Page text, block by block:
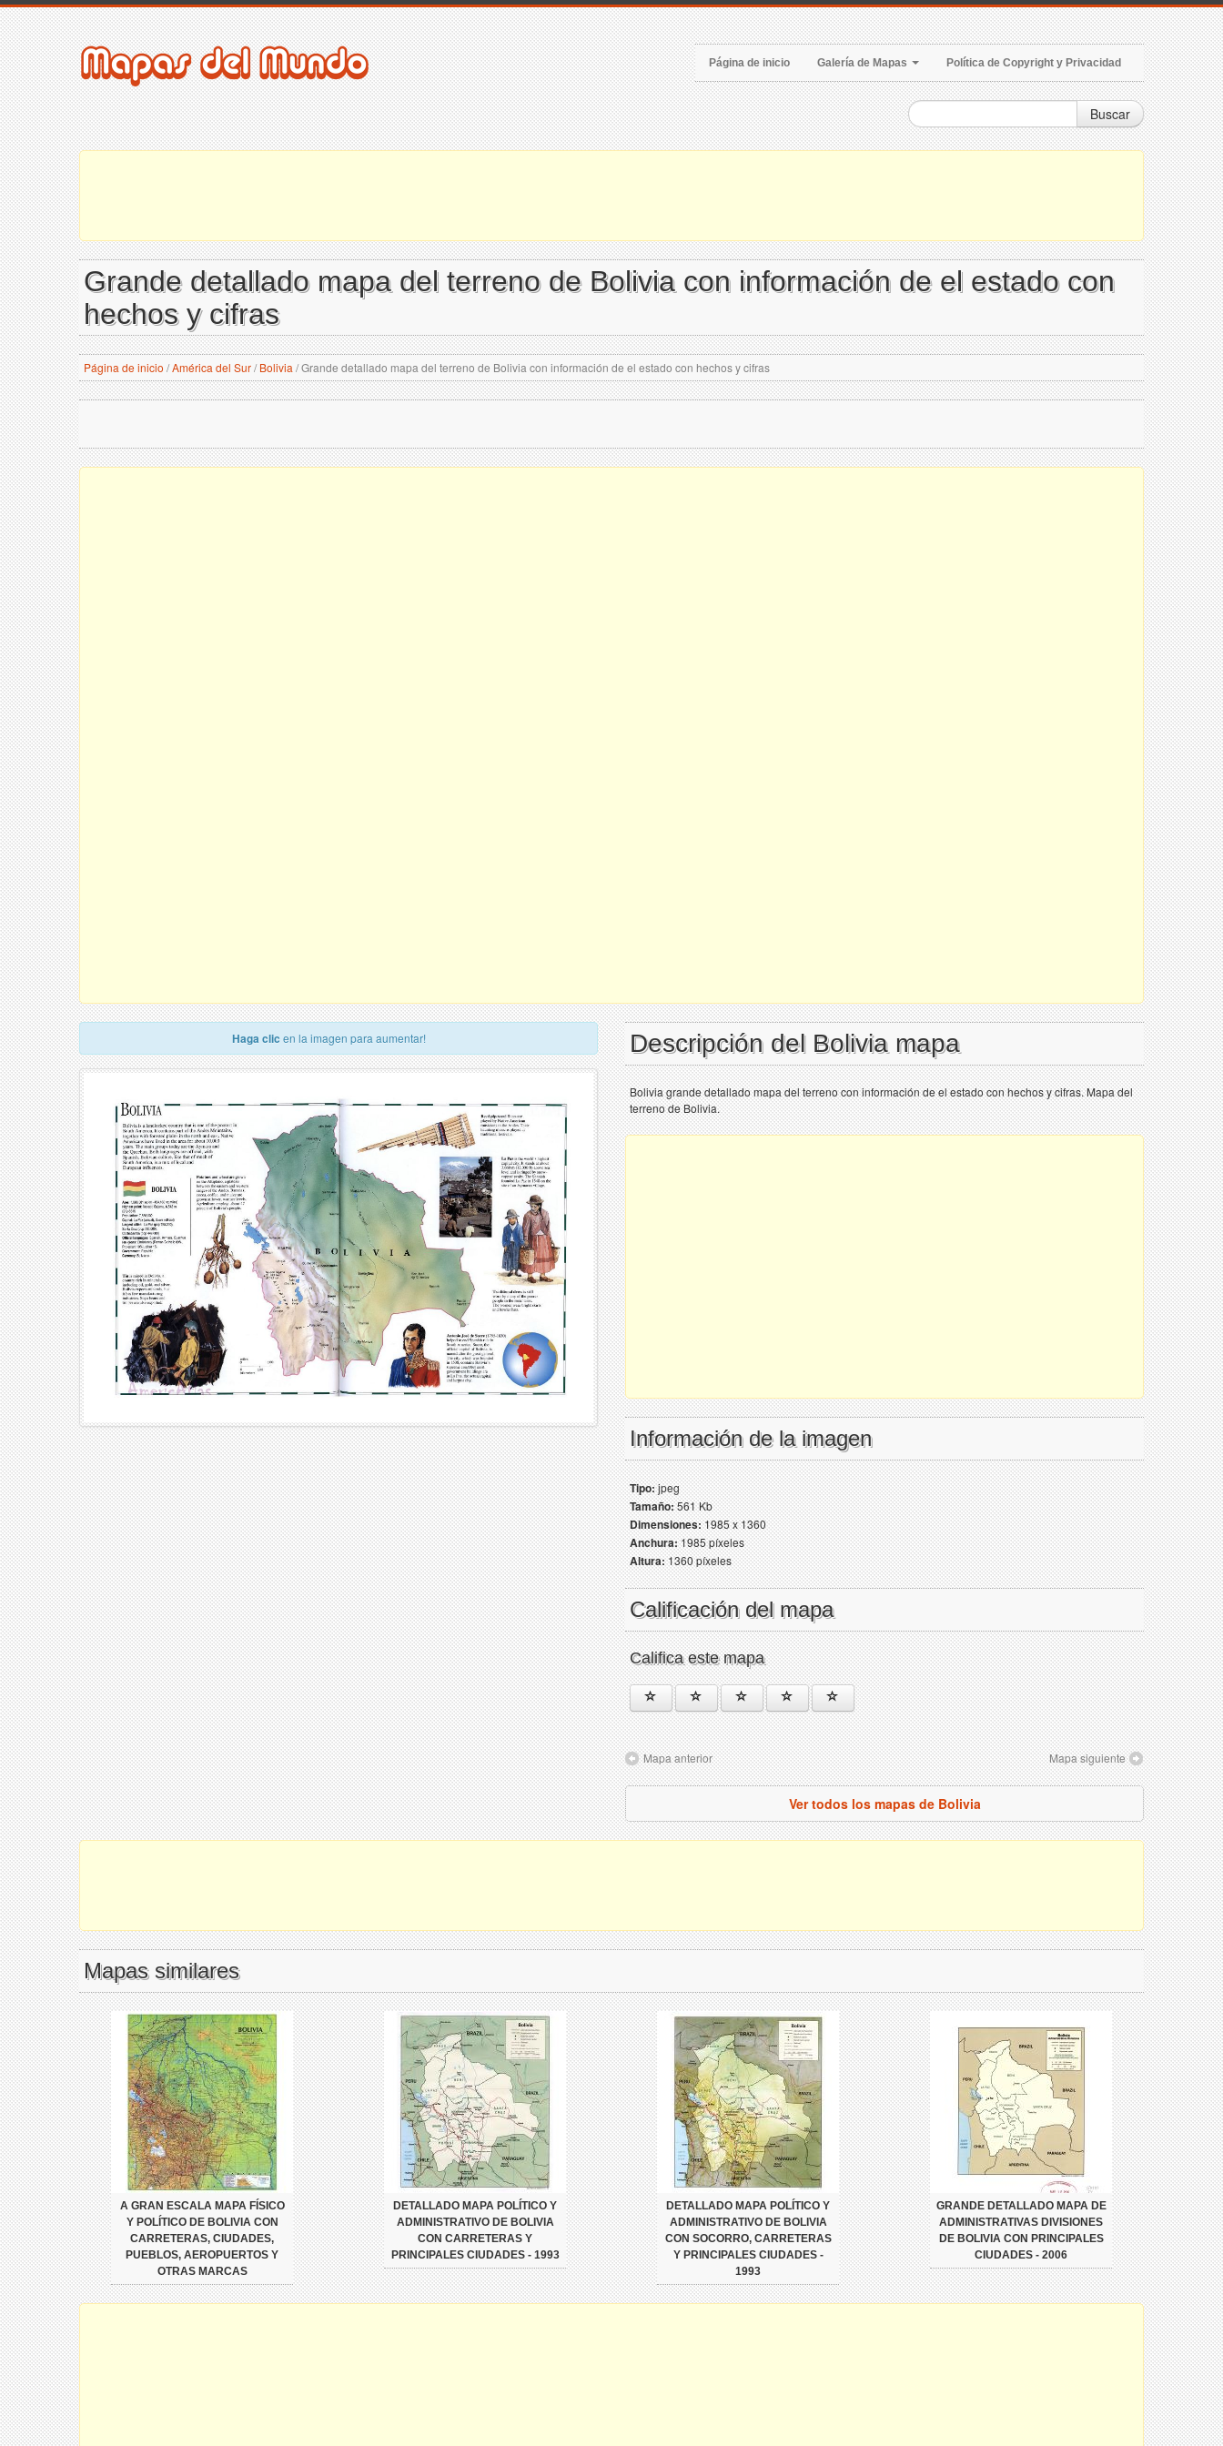
Página de inicio Galería de Mapas Política de Copyright y Privacidad
Buscar
Grande detallado mapa del terreno de Bolivia con información de el estado con
hechos y cifras
Página de inicio /América del Sur/ Bolivia /Grande detallado mapa del terreno de Bolivia con información de el estado con hechos y cifras
Haga clic en la imagen para aumentar! Descripción del Bolivia mapa
Bolivia grande detallado mapa del terreno con información de el estado con hechos y cifras. Mapa del
terreno de Bolivia.
Información de la imagen
Tipo:jpeg
Tamaño:561 Kb
Dimensiones:1985 x 1360
Anchura:1985 píxeles
Altura:1360 píxeles
Calificación del mapa
Califica este mapa
Mapa anterior Mapa siguiente
Ver todos los mapas de Bolivia
Mapas similares
A GRAN ESCALA MAPA FÍSICO
Y POLÍTICO DE BOLIVIA CON
CARRETERAS, CIUDADES,
PUEBLOS, AEROPUERTOS Y
OTRAS MARCAS
DETALLADO MAPA POLÍTICO Y
ADMINISTRATIVO DE BOLIVIA
CON CARRETERAS Y
PRINCIPALES CIUDADES - 1993
DETALLADO MAPA POLÍTICO Y
ADMINISTRATIVO DE BOLIVIA
CON SOCORRO, CARRETERAS
Y PRINCIPALES CIUDADES -
1993
GRANDE DETALLADO MAPA DE
ADMINISTRATIVAS DIVISIONES
DE BOLIVIA CON PRINCIPALES
CIUDADES - 2006